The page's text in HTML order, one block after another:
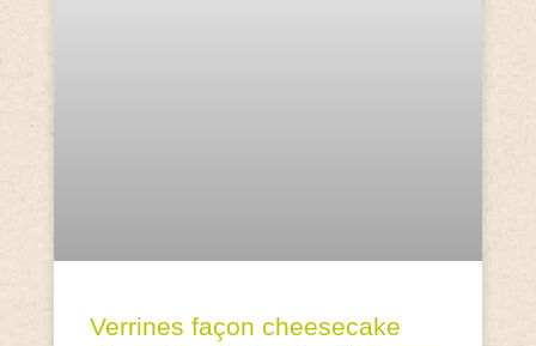
Verrines façon cheesecake